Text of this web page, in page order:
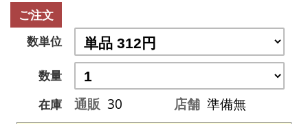
ご注文
数単位
数量
在庫
通販 30 店舗 準備無